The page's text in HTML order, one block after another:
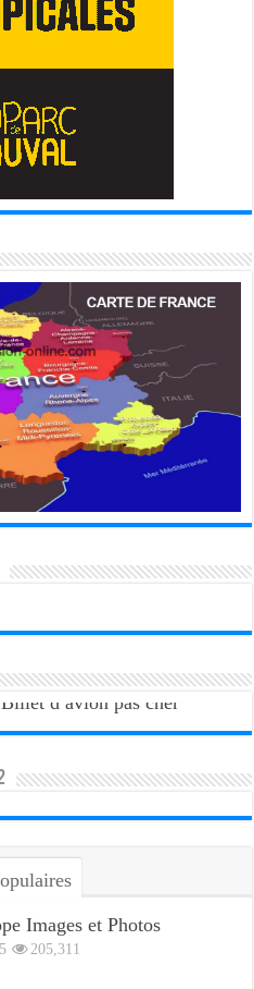
Images et Photos
205,311